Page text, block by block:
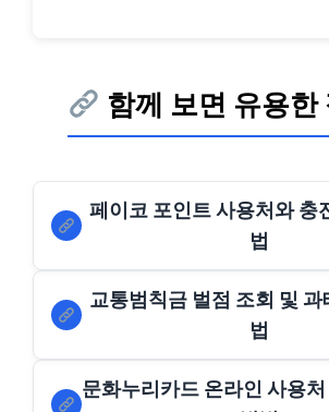
함께 보면 유용한
페이코 포인트 사용처와 충
법
교통범칙금 벌점 조회 및
법
문화누리카드 온라인 사용처